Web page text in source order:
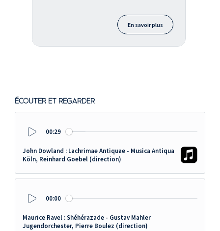
En savoir plus
ÉCOUTER ET REGARDER
00:29
John Dowland : Lachrimae Antiquae - Musica Antiqua
Köln, Reinhard Goebel (direction)
00:00
Maurice Ravel : Shéhérazade - Gustav Mahler
Jugendorchester, Pierre Boulez (direction)